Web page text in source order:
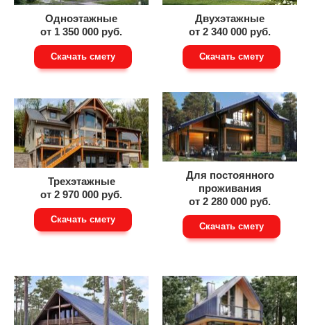
Одноэтажные
от 1 350 000 руб.
Скачать смету
Двухэтажные
от 2 340 000 руб.
Скачать смету
Трехэтажные
от 2 970 000 руб.
Скачать смету
Для постоянного
проживания
от 2 280 000 руб.
Скачать смету